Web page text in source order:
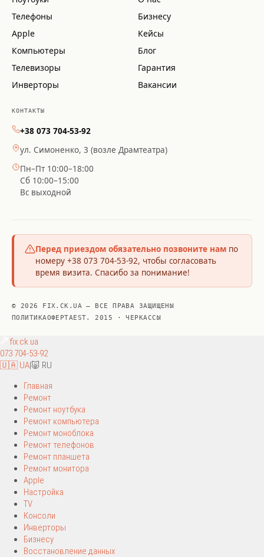
Телефоны
Apple
Компьютеры
Телевизоры
Инверторы
Бизнесу
Кейсы
Блог
Гарантия
Вакансии
КОНТАКТЫ
+38 073 704-53-92
ул. Симоненко, 3 (возле Драмтеатра)
Пн–Пт 10:00–18:00
Сб 10:00–15:00
Вс выходной
Перед приездом обязательно позвоните нам по
номеру +38 073 704-53-92, чтобы согласовать
время визита. Спасибо за понимание!
© 2026 FIX.CK.UA — ВСЕ ПРАВА ЗАЩИЩЕНЫ
ПОЛИТИКАОФЕРТАEST. 2015 · ЧЕРКАССЫ
fix.ck.ua
073 704-53-92
🇺🇦 UA|🐷 RU
Главная
Ремонт
Ремонт ноутбука
Ремонт компьютера
Ремонт моноблока
Ремонт телефонов
Ремонт планшета
Ремонт монитора
Apple
Настройка
TV
Консоли
Инверторы
Бизнесу
Восстановление данных